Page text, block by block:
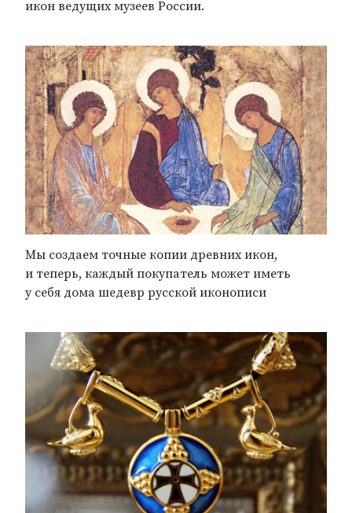
икон ведущих музеев России.
Мы создаем точные копии древних икон,
и теперь, каждый покупатель может иметь
у себя дома шедевр русской иконописи